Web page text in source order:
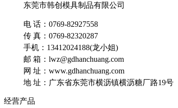
东莞市韩创模具制品有限公司
电 话：0769-82927558
传 真：0769-82320287
手机：13412024188(龙小姐)
邮 箱：lwz@gdhanchuang.com
网 址：www.gdhanchuang.com
地 址：广东省东莞市横沥镇横沥糖厂路19号
经营产品